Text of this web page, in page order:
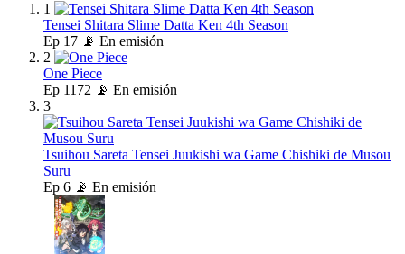
1
Tensei Shitara Slime Datta Ken 4th Season
Ep 17 📡 En emisión
2
One Piece
Ep 1172 📡 En emisión
3
Tsuihou Sareta Tensei Juukishi wa Game Chishiki de Musou
Suru
Ep 6 📡 En emisión